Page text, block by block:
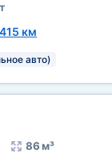
км
авто)
86 м³